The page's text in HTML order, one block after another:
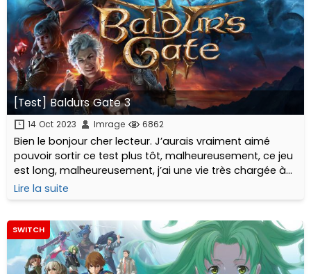
[Test] Baldurs Gate 3
14 Oct 2023 Imrage 6862
Bien le bonjour cher lecteur. J’aurais vraiment aimé
pouvoir sortir ce test plus tôt, malheureusement, ce jeu
est long, malheureusement, j’ai une vie très chargée à
côté, et plein d’autres facteurs m’ont empêché d’écrire
ces lignes plus tôt.
Lire la suite
SWITCH